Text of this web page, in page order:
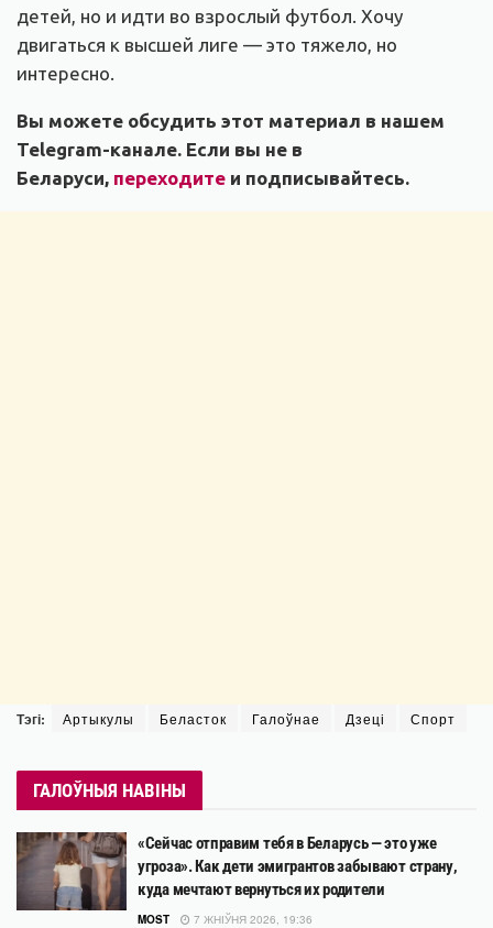
детей, но и идти во взрослый футбол. Хочу
двигаться к высшей лиге — это тяжело, но
интересно.
Вы можете обсудить этот материал в нашем
Telegram-канале. Если вы не в
Беларуси, переходите и подписывайтесь.
Тэгі: Артыкулы Беласток Галоўнае Дзеці Спорт
ГАЛОЎНЫЯ НАВІНЫ
«Сейчас отправим тебя в Беларусь — это уже
угроза». Как дети эмигрантов забывают страну,
куда мечтают вернуться их родители
MOST 7 ЖНІЎНЯ 2026, 19:36